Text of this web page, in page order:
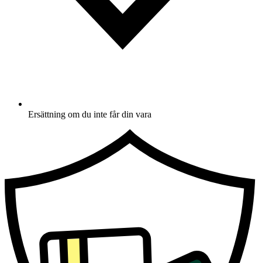
Ersättning om du inte får din vara